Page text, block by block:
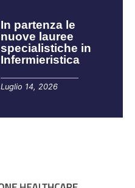
In partenza le
nuove lauree
specialistiche in
Infermieristica
Luglio 14, 2026